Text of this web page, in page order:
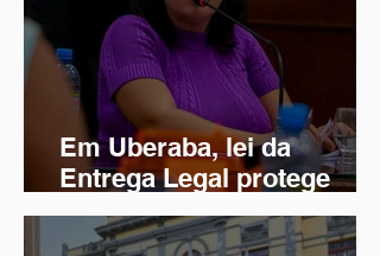
Em Uberaba, lei da
Entrega Legal protege
recém-nascidos contra o
abandono